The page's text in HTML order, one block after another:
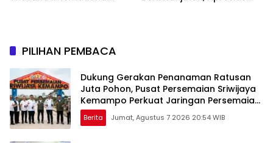
PILIHAN PEMBACA
Dukung Gerakan Penanaman Ratusan
Juta Pohon, Pusat Persemaian Sriwijaya
Kemampo Perkuat Jaringan Persemaian
Nasional*
Berita Jumat, Agustus 7 2026 20:54 WIB